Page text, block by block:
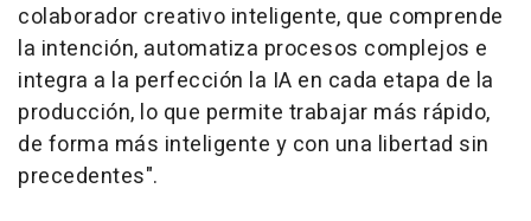
colaborador creativo inteligente, que comprende
la intención, automatiza procesos complejos e
integra a la perfección la IA en cada etapa de la
producción, lo que permite trabajar más rápido,
de forma más inteligente y con una libertad sin
precedentes".